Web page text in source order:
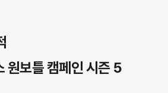
원보틀 캠페인 시즌 5